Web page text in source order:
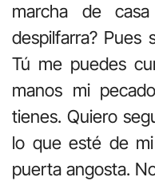
marcha de
despilfarra? Pues
Tú me puedes
manos mi
tienes. Quiero
lo que esté de
puerta angosta.